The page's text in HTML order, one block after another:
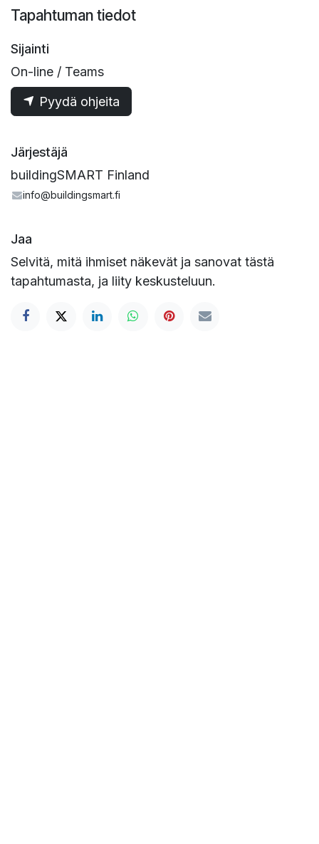
Tapahtuman tiedot
Sijainti
On-line / Teams
Pyydä ohjeita
Järjestäjä
buildingSMART Finland
info@buildingsmart.fi
Jaa
Selvitä, mitä ihmiset näkevät ja sanovat tästä
tapahtumasta, ja liity keskusteluun.